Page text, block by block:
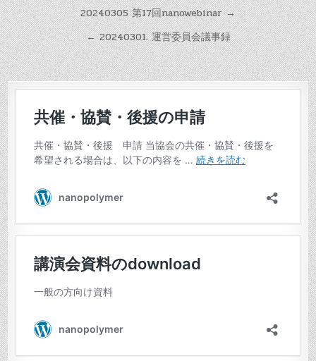
投
稿
ナ
ビ
ゲ
ー
シ
ョ
ン
20240305 第17回nanowebinar →
← 20240301. 運営委員会議事録